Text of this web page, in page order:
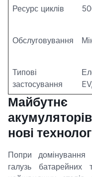
Ресурс циклів
Обслуговування
Типові
застосування
нові
Попри домінування
галузь батарейних